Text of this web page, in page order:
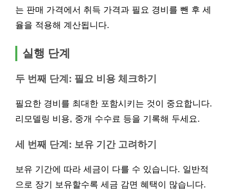
는 판매 가격에서 취득 가격과 필요 경비를 뺀 후 세
율을 적용해 계산됩니다.
실행 단계
두 번째 단계: 필요 비용 체크하기
필요한 경비를 최대한 포함시키는 것이 중요합니다.
리모델링 비용, 중개 수수료 등을 기록해 두세요.
세 번째 단계: 보유 기간 고려하기
보유 기간에 따라 세금이 다를 수 있습니다. 일반적
으로 장기 보유할수록 세금 감면 혜택이 많습니다.